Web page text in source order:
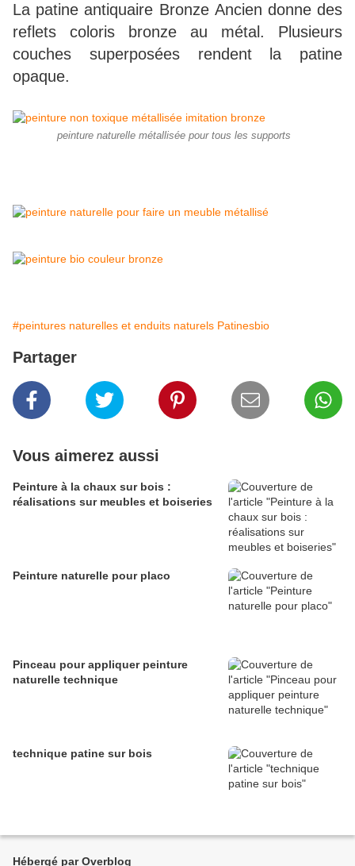
La patine antiquaire Bronze Ancien donne des
reflets coloris bronze au métal. Plusieurs
couches superposées rendent la patine
opaque.
peinture naturelle métallisée pour tous les supports
#peintures naturelles et enduits naturels Patinesbio
Partager
Vous aimerez aussi
Peinture à la chaux sur bois :
réalisations sur meubles et boiseries
Peinture naturelle pour placo
Pinceau pour appliquer peinture
naturelle technique
technique patine sur bois
Hébergé par Overblog